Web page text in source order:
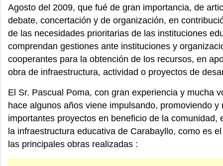
Agosto del 2009, que fué de gran importancia, de
debate, concertación y de organización, en
de las necesidades prioritarias de las instituciones
comprendan gestiones ante instituciones y
cooperantes para la obtención de los recursos, en
obra de infraestructura, actividad o proyectos de
El Sr. Pascual Poma, con gran experiencia y mucha
hace algunos años viene impulsando, promoviendo y
importantes proyectos en beneficio de la comunidad,
la infraestructura educativa de Carabayllo, como es
las principales obras realizadas :